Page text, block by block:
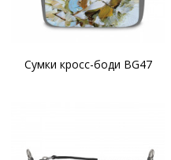
Сумки кросс-боди BG47